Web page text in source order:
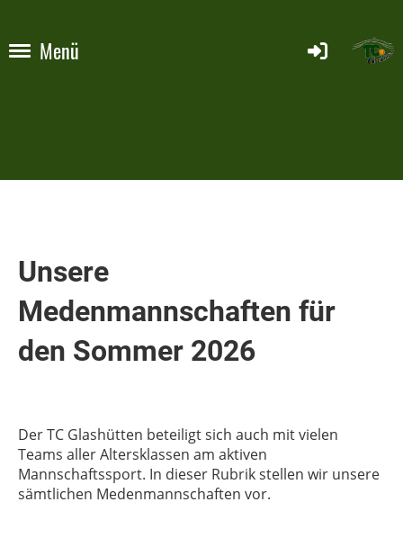
Menü
Unsere
Medenmannschaften für
den Sommer 2026
Der TC Glashütten beteiligt sich auch mit vielen
Teams aller Altersklassen am aktiven
Mannschaftssport. In dieser Rubrik stellen wir unsere
sämtlichen Medenmannschaften vor.